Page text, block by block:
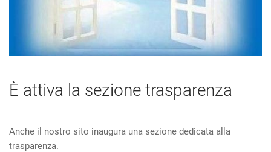
È attiva la sezione trasparenza
Anche il nostro sito inaugura una sezione dedicata alla
trasparenza.